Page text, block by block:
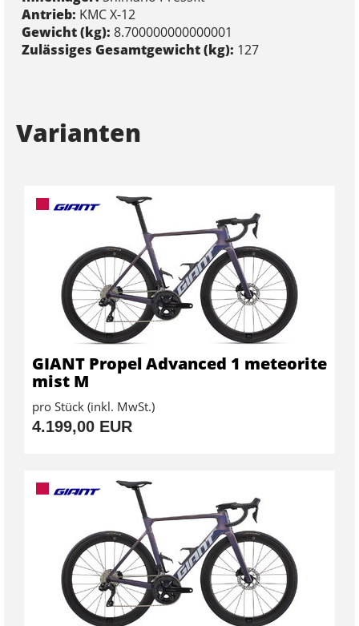
Antrieb: KMC X-12
Gewicht (kg): 8.700000000000001
Zulässiges Gesamtgewicht (kg): 127
Varianten
GIANT Propel Advanced 1 meteorite
mist M
pro Stück (inkl. MwSt.)
4.199,00 EUR